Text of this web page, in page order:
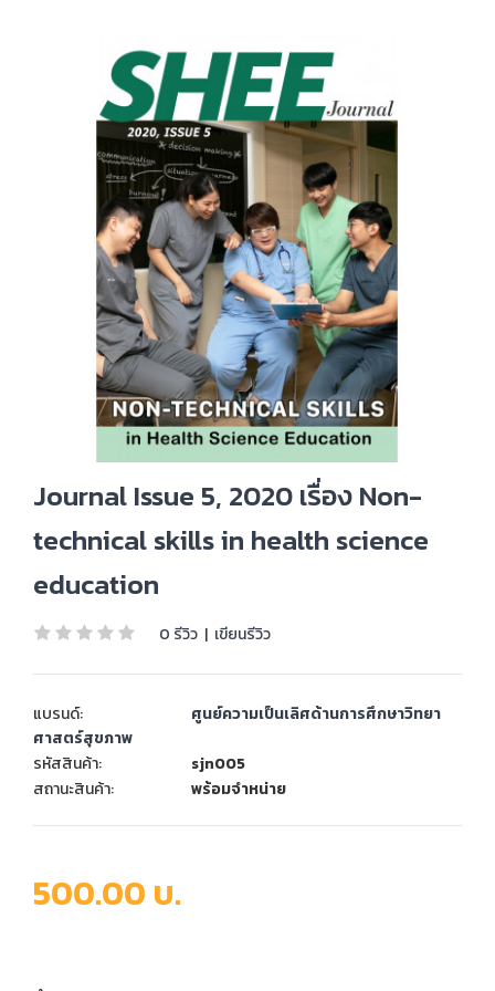
Journal Issue 5, 2020 เรื่อง Non-
technical skills in health science
education
0 รีวิว | เขียนรีวิว
แบรนด์:
ศูนย์ความเป็นเลิศด้านการศึกษาวิทยา
ศาสตร์สุขภาพ
รหัสสินค้า:
sjn005
สถานะสินค้า:
พร้อมจำหน่าย
500.00 บ.